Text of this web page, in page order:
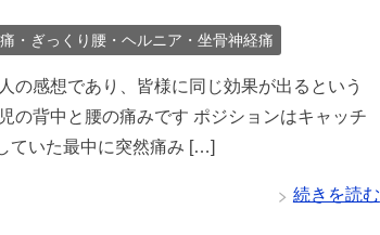
・ぎっくり腰・ヘルニア・坐骨神経痛
感想であり、皆様に同じ効果が出るという
の背中と腰の痛みです ポジションはキャッチ
ていた最中に突然痛み […]
続きを読む